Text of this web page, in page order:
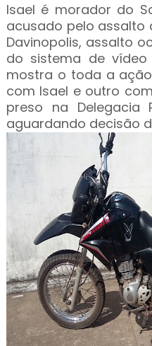
Isael é morador do
acusado pelo assalto
Davinopolis, assalto
do sistema de
mostra o toda a
com Isael e outro
preso na Delegacia
aguardando decisão